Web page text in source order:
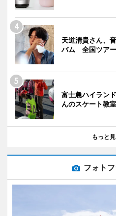
天道清貴さん、
バム 全国ツア
富士急ハイラン
んのスケート教室
もっと
フォト